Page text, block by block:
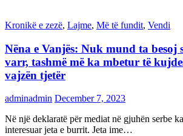
Kronikë e zezë, Lajme, Më të fundit, Vendi
Nëna e Vanjës: Nuk mund ta besoj
varr, tashmë më ka mbetur të
vajzën tjetër
adminadmin December 7, 2023
Në një deklaratë për mediat në gjuhën serbe
interesuar jeta e burrit. Jeta ime…